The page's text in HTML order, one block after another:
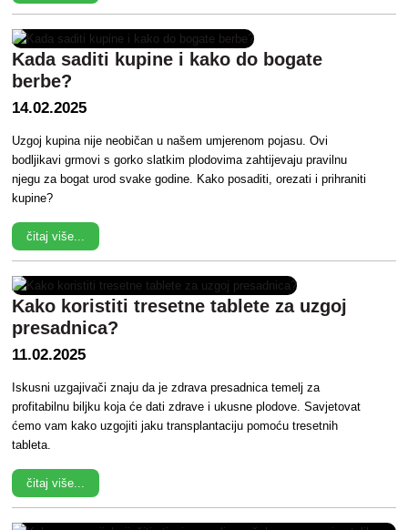
Kada saditi kupine i kako do bogate
berbe?
14.02.2025
Uzgoj kupina nije neobičan u našem umjerenom pojasu. Ovi
bodljikavi grmovi s gorko slatkim plodovima zahtijevaju pravilnu
njegu za bogat urod svake godine. Kako posaditi, orezati i prihraniti
kupine?
čitaj više...
Kako koristiti tresetne tablete za uzgoj
presadnica?
11.02.2025
Iskusni uzgajivači znaju da je zdrava presadnica temelj za
profitabilnu biljku koja će dati zdrave i ukusne plodove. Savjetovat
ćemo vam kako uzgojiti jaku transplantaciju pomoću tresetnih
tableta.
čitaj više...